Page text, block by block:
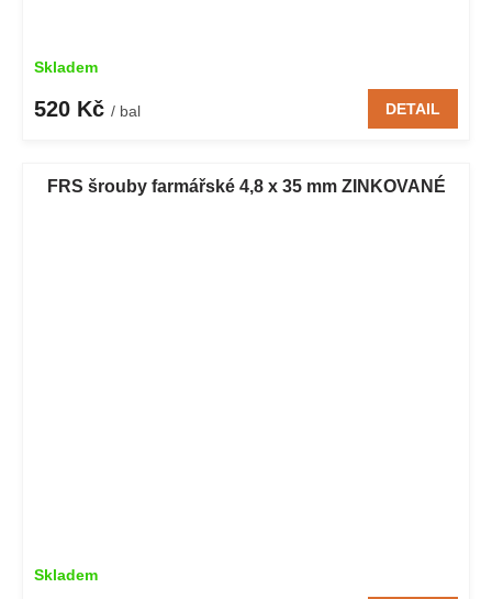
Skladem
520 Kč / bal DETAIL
FRS šrouby farmářské 4,8 x 35 mm ZINKOVANÉ
Skladem